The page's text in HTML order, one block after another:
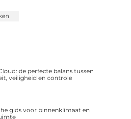
de perfecte balans tussen
veiligheid en controle
gids voor binnenklimaat en